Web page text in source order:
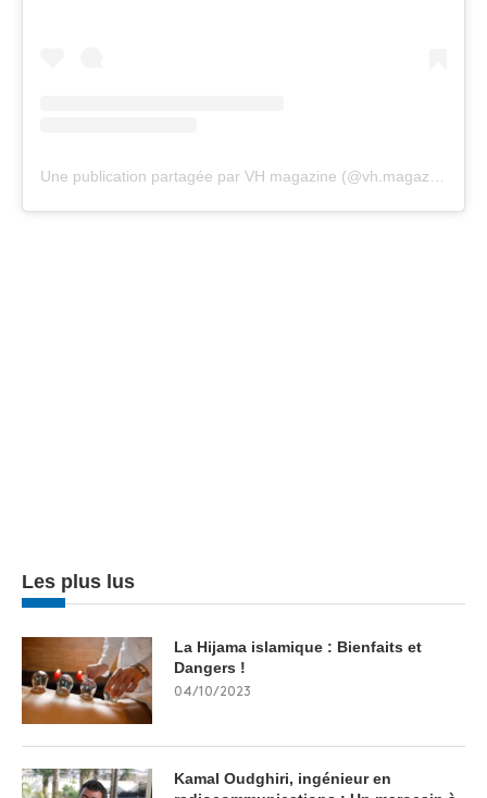
Les plus lus
La Hijama islamique : Bienfaits et
Dangers !
04/10/2023
Kamal Oudghiri, ingénieur en